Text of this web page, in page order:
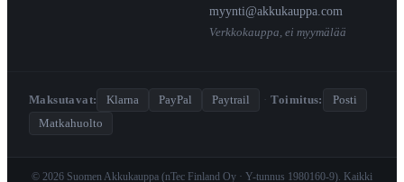
myynti@akkukauppa.com
Verkkokauppa, ei myymälää
Maksutavat: Klarna PayPal Paytrail · Toimitus:
Posti
Matkahuolto
© 2026 Suomen Akkukauppa (nTec Finland Oy · Y-tunnus 1980160-9). Kaikki